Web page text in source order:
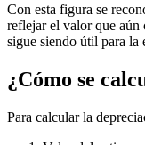
Con esta figura se
reflejar el valor que aún
sigue siendo útil para la
¿Cómo se
Para calcular la